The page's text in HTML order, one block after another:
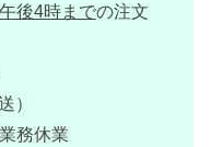
午後4時までの注文
）
務休業